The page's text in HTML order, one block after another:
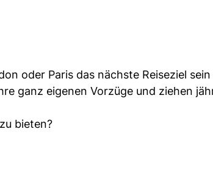
oder Paris das nächste Reiseziel
ganz eigenen Vorzüge und ziehen
bieten?